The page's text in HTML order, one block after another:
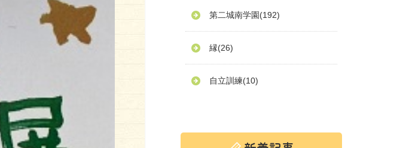
第二城南学園(192)
縁(26)
自立訓練(10)